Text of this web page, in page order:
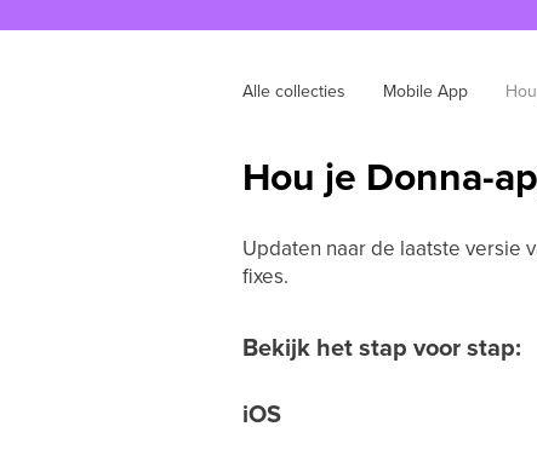
Alle collecties Mobile App
Hou je Donna-
Updaten naar de laatste versie
fixes.
Bekijk het stap voor stap:
iOS